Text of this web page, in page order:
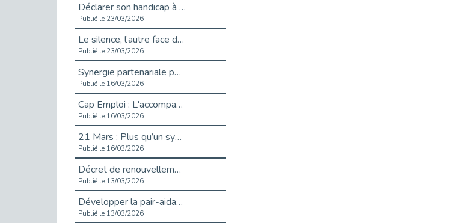
Déclarer son handicap à son employeur : un levier professionnel ?
Publié le 23/03/2026
Le silence, l’autre face du recrutement : un appel au respect des candidats.
Publié le 23/03/2026
Synergie partenariale pour l'Inclusion Professionnelle chez Orange
Publié le 16/03/2026
Cap Emploi : L'accompagnement EXH c’est quoi ?
Publié le 16/03/2026
21 Mars : Plus qu’un symbole, un engagement pour l’inclusion
Publié le 16/03/2026
Décret de renouvellement de l'aide aux employeurs d'apprentis
Publié le 13/03/2026
Développer la pair-aidance en santé mentale : guide pour les employeurs
Publié le 13/03/2026